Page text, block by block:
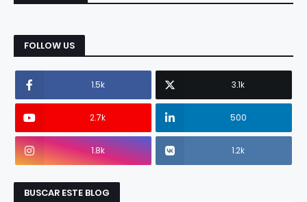
FOLLOW US
1.5k 3.1k
2.7k 500
1.8k 1.2k
BUSCAR ESTE BLOG